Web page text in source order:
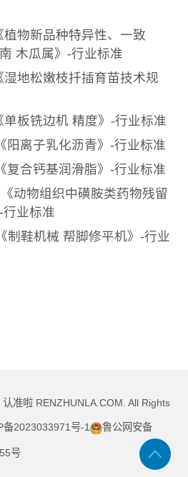
物新品种特异性、一致
木瓜属》-行业标准
湿地松嫩枝扦插育苗技术规
单板铣边机 精度》-行业标准
阳离子乳化沥青》-行业标准
复合钙基润滑脂》-行业标准
动物组织中磺胺类药物残留
业标准
制鞋机械 帮脚修平机》-行业
认准啦 RENZHUNLA.COM. All Rights
备2023033971号-1 鲁公网安备
号